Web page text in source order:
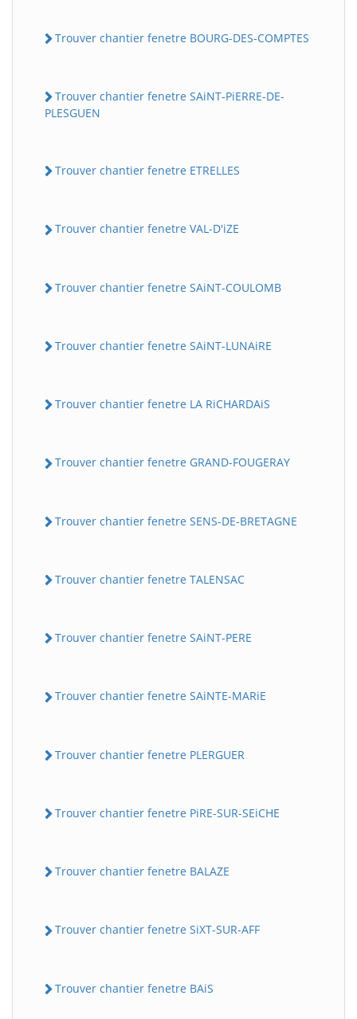
Trouver chantier fenetre BOURG-DES-COMPTES
Trouver chantier fenetre SAiNT-PiERRE-DE-
PLESGUEN
Trouver chantier fenetre ETRELLES
Trouver chantier fenetre VAL-D'iZE
Trouver chantier fenetre SAiNT-COULOMB
Trouver chantier fenetre SAiNT-LUNAiRE
Trouver chantier fenetre LA RiCHARDAiS
Trouver chantier fenetre GRAND-FOUGERAY
Trouver chantier fenetre SENS-DE-BRETAGNE
Trouver chantier fenetre TALENSAC
Trouver chantier fenetre SAiNT-PERE
Trouver chantier fenetre SAiNTE-MARiE
Trouver chantier fenetre PLERGUER
Trouver chantier fenetre PiRE-SUR-SEiCHE
Trouver chantier fenetre BALAZE
Trouver chantier fenetre SiXT-SUR-AFF
Trouver chantier fenetre BAiS